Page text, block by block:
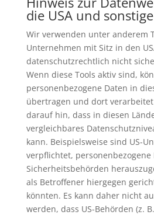
die USA und
Wir verwenden unter anderem
Unternehmen mit Sitz in den
datenschutzrechtlich nicht
Wenn diese Tools aktiv sind,
personenbezogene Daten in
übertragen und dort
darauf hin, dass in diesen
vergleichbares
kann. Beispielsweise sind US-
verpflichtet, personenbezogene
Sicherheitsbehörden
als Betroffener hiergegen
könnten. Es kann daher nicht
werden, dass US-Behörden (z.